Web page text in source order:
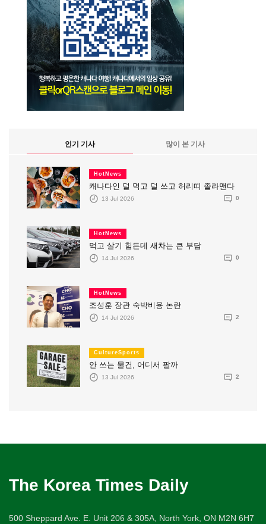
인기 기사 많이 본 기사
HotNews
캐나다인 덜 먹고 덜 쓰고 허리띠 졸라맨다
13 Jul 2026 0
HotNews
먹고 살기 힘든데 새차는 큰 부담
14 Jul 2026 0
HotNews
조성훈 장관 숙박비용 논란
14 Jul 2026 2
CultureSports
안 쓰는 물건, 어디서 팔까
13 Jul 2026 2
The Korea Times Daily
500 Sheppard Ave. E. Unit 206 & 305A, North York, ON M2N 6H7